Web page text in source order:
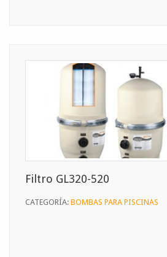
Filtro GL320-520
CATEGORÍA: BOMBAS PARA PISCINAS